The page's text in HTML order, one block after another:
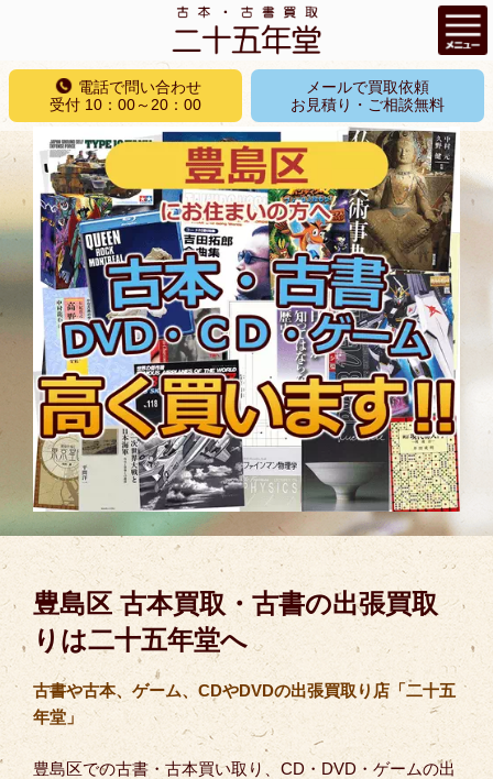
コ
テ
ン
ス
ッ
プ
電話で問い合わせ
受付 10：00～20：00
メールで買取依頼
お見積り・ご相談無料
豊島区 古本買取・古書の出張買取
りは二十五年堂へ
古書や古本、ゲーム、CDやDVDの出張買取り店「二十五
年堂」
豊島区での古書・古本買い取り、CD・DVD・ゲームの出